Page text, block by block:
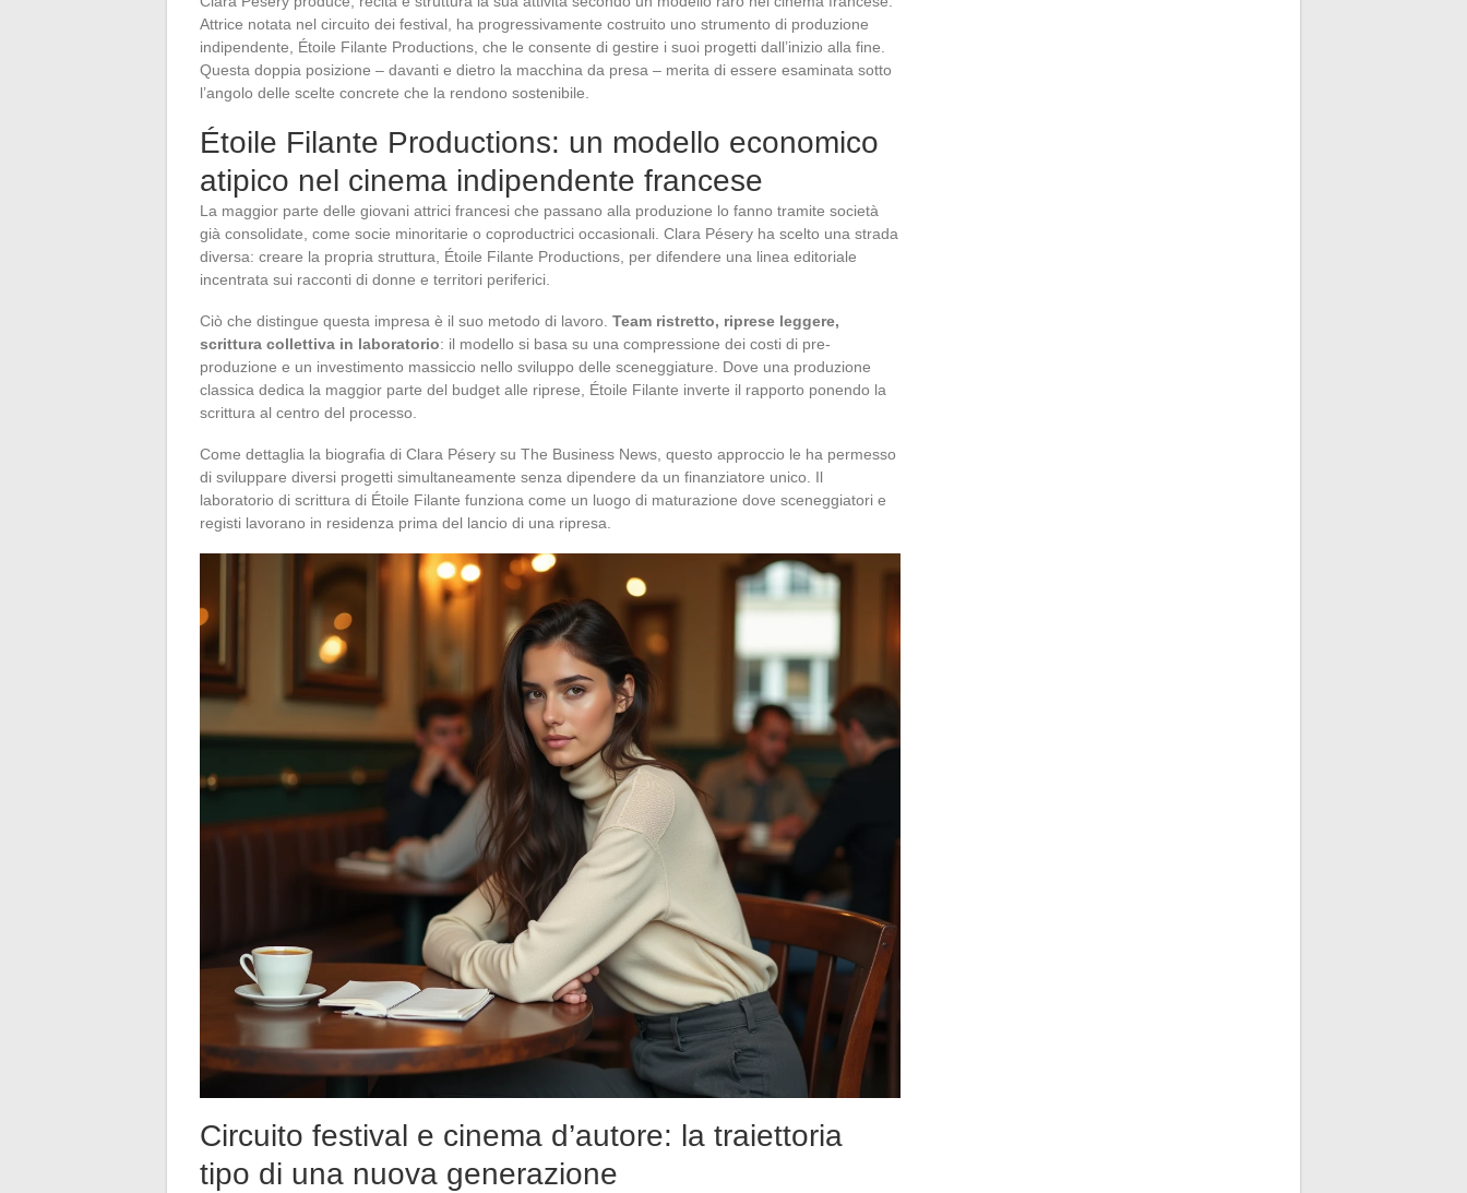
Attrice notata nel circuito dei festival, ha progressivamente costruito uno strumento di produzione
indipendente, Étoile Filante Productions, che le consente di gestire i suoi progetti dall’inizio alla fine.
Questa doppia posizione – davanti e dietro la macchina da presa – merita di essere esaminata sotto
l’angolo delle scelte concrete che la rendono sostenibile.
Étoile Filante Productions: un modello economico
atipico nel cinema indipendente francese
La maggior parte delle giovani attrici francesi che passano alla produzione lo fanno tramite società
già consolidate, come socie minoritarie o coproductrici occasionali. Clara Pésery ha scelto una strada
diversa: creare la propria struttura, Étoile Filante Productions, per difendere una linea editoriale
incentrata sui racconti di donne e territori periferici.
Ciò che distingue questa impresa è il suo metodo di lavoro. Team ristretto, riprese leggere,
scrittura collettiva in laboratorio: il modello si basa su una compressione dei costi di pre-
produzione e un investimento massiccio nello sviluppo delle sceneggiature. Dove una produzione
classica dedica la maggior parte del budget alle riprese, Étoile Filante inverte il rapporto ponendo la
scrittura al centro del processo.
Come dettaglia la biografia di Clara Pésery su The Business News, questo approccio le ha permesso
di sviluppare diversi progetti simultaneamente senza dipendere da un finanziatore unico. Il
laboratorio di scrittura di Étoile Filante funziona come un luogo di maturazione dove sceneggiatori e
registi lavorano in residenza prima del lancio di una ripresa.
Circuito festival e cinema d’autore: la traiettoria
tipo di una nuova generazione